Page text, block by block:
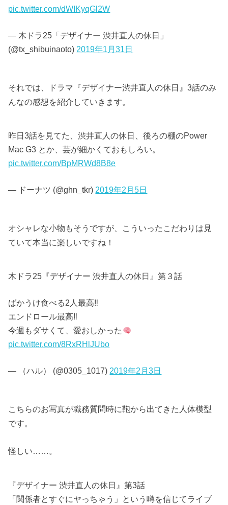
pic.twitter.com/dWIKyqGl2W
— 木ドラ25「デザイナー 渋井直人の休日」
(@tx_shibuinaoto) 2019年1月31日
それでは、ドラマ『デザイナー渋井直人の休日』3話のみ
んなの感想を紹介していきます。
昨日3話を見てた、渋井直人の休日、後ろの棚のPower
Mac G3 とか、芸が細かくておもしろい。
pic.twitter.com/BpMRWd8B8e
— ドーナツ (@ghn_tkr) 2019年2月5日
オシャレな小物もそうですが、こういったこだわりは見
ていて本当に楽しいですね！
木ドラ25『デザイナー 渋井直人の休日』第３話
ばかうけ食べる2人最高‼︎
エンドロール最高‼︎
今週もダサくて、愛おしかった
pic.twitter.com/8RxRHlJUbo
— （ハル） (@0305_1017) 2019年2月3日
こちらのお写真が職務質問時に鞄から出てきた人体模型
です。
怪しい……。
『デザイナー 渋井直人の休日』第3話
「関係者とすぐにヤっちゃう」という噂を信じてライブ